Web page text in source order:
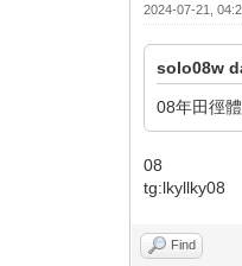
2024-07-21,
solo08w
08年田徑
08
tg:lkyllky08
Find